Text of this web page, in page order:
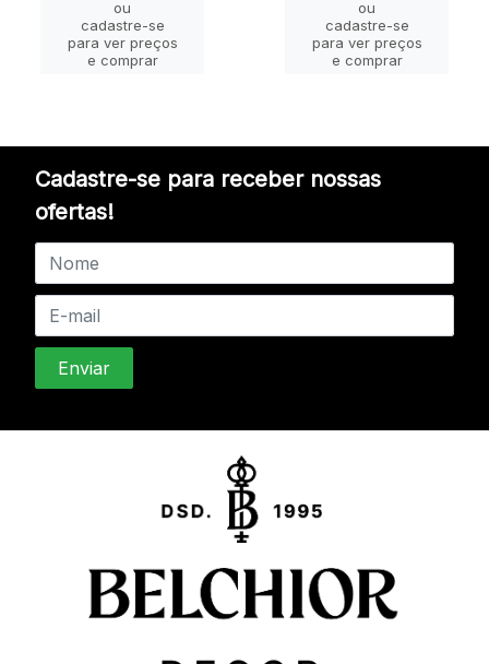
ou
cadastre-se
para ver preços
e comprar
ou
cadastre-se
para ver preços
e comprar
Cadastre-se para receber nossas
ofertas!